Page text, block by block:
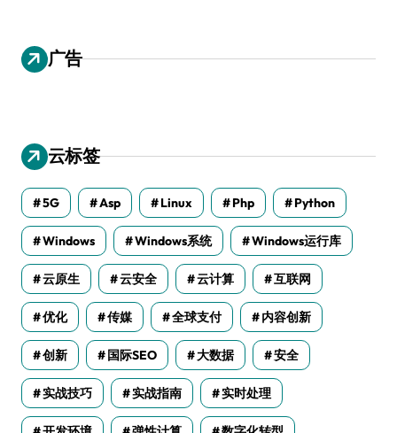
广告
云标签
5G Asp Linux Php Python
Windows Windows系统 Windows运行库
云原生 云安全 云计算 互联网
优化 传媒 全球支付 内容创新
创新 国际SEO 大数据 安全
实战技巧 实战指南 实时处理